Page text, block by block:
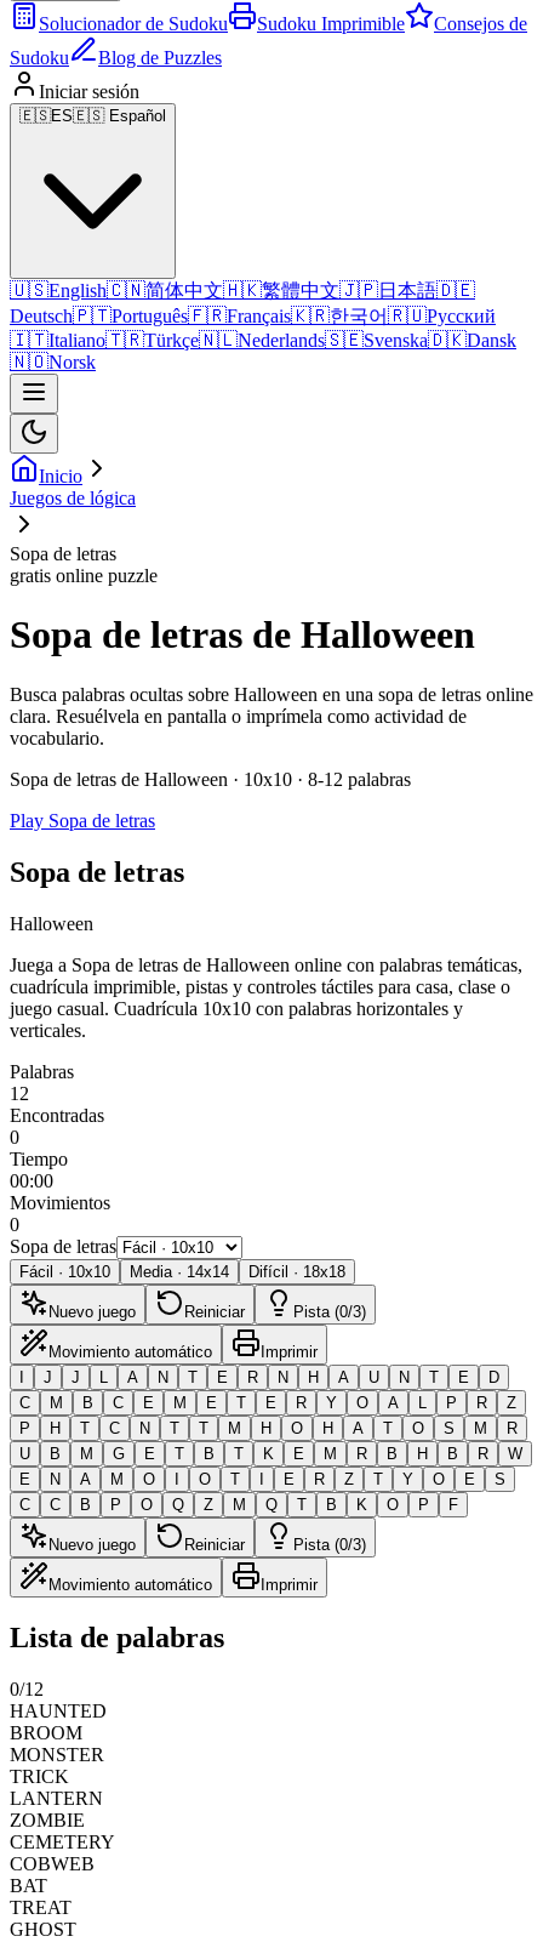
Solucionador de Sudoku Sudoku Imprimible
Consejos de
Sudoku
Blog de Puzzles
Iniciar sesión
🇪🇸ES🇪🇸 Español
🇺🇸English🇨🇳简体中文🇭🇰繁體中文🇯🇵日本語🇩🇪
Deutsch🇵🇹Português🇫🇷Français🇰🇷한국어🇷🇺Русский
🇮🇹Italiano🇹🇷Türkçe🇳🇱Nederlands🇸🇪Svenska🇩🇰Dansk
🇳🇴Norsk
Inicio
Juegos de lógica
Sopa de letras
gratis online puzzle
Sopa de letras de Halloween
Busca palabras ocultas sobre Halloween en una sopa de letras online
clara. Resuélvela en pantalla o imprímela como actividad de
vocabulario.
Sopa de letras de Halloween · 10x10 · 8-12 palabras
Play Sopa de letras
Sopa de letras
Halloween
Juega a Sopa de letras de Halloween online con palabras temáticas,
cuadrícula imprimible, pistas y controles táctiles para casa, clase o
juego casual. Cuadrícula 10x10 con palabras horizontales y
verticales.
Palabras
12
Encontradas
0
Tiempo
00:00
Movimientos
0
Sopa de letras
Fácil · 10x10 Media · 14x14 Difícil · 18x18
Nuevo juego Reiniciar Pista (0/3)
Movimiento automático
Imprimir
I
J J L A N T E R N H A U N T E
D
C
M B C E M E T E R Y O A L P R
Z
P
H T C N T T M H O H A T O S M
R
U
B M G E T B T K E M R B H B R
W
E
N A M O I O T I E R Z T Y O E
S
C
C B P O Q Z M Q T B K O P F
Nuevo juego Reiniciar Pista (0/3)
Movimiento automático Imprimir
Lista de palabras
0/12
HAUNTED
BROOM
MONSTER
TRICK
LANTERN
ZOMBIE
CEMETERY
COBWEB
BAT
TREAT
GHOST